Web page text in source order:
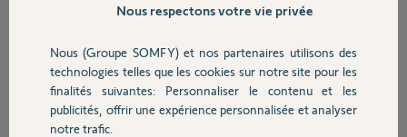
Sécurité
Domotique
caméra intérieure n’arrivant plus à
commander une nouvelle sur le site.
Je me demandais si il existait un
programme de récupération du
matériel ou si je devait simplement
Nous respectons votre vie privée
Nous (Groupe SOMFY) et nos partenaires utilisons des
technologies telles que les cookies sur notre site pour les
finalités suivantes: Personnaliser le contenu et les
publicités, offrir une expérience personnalisée et analyser
notre trafic.